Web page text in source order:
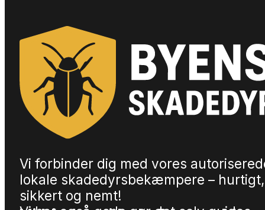
Vi forbinder dig med vores
lokale skadedyrsbekæmpere – hurtigt,
sikkert og nemt!